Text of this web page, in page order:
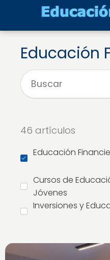
Educación
46 artículos
Educación
Cursos de
Jóvenes
Inversiones y